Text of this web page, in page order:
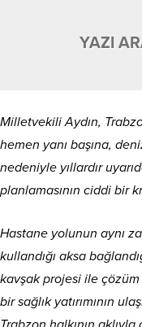
YAZI
Milletvekili Aydın,
hemen yanı başına,
nedeniyle yıllardır
planlamasının ciddi bir
Hastane yolunun aynı
kullandığı aksa
kavşak projesi ile
bir sağlık yatırımının